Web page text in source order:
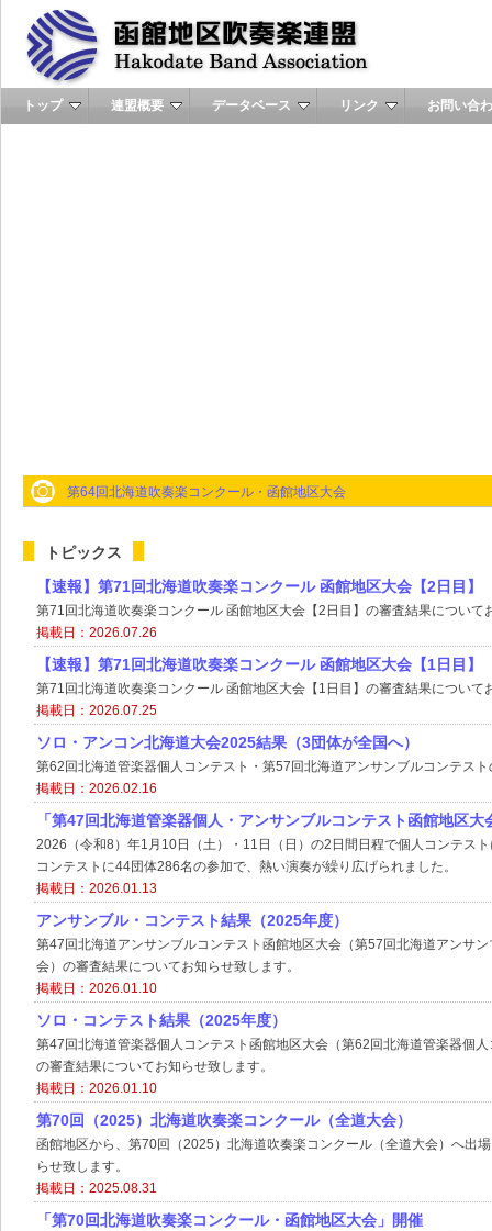
トップ 連盟概要 データベース リンク お問い合
第64回北海道吹奏楽コンクール・函館地区大会
トピックス
【速報】第71回北海道吹奏楽コンクール 函館地区大会【2日目】
第71回北海道吹奏楽コンクール 函館地区大会【2日目】の審査結果について
掲載日：2026.07.26
【速報】第71回北海道吹奏楽コンクール 函館地区大会【1日目】
第71回北海道吹奏楽コンクール 函館地区大会【1日目】の審査結果について
掲載日：2026.07.25
ソロ・アンコン北海道大会2025結果（3団体が全国へ）
第62回北海道管楽器個人コンテスト・第57回北海道アンサンブルコンテス
掲載日：2026.02.16
「第47回北海道管楽器個人・アンサンブルコンテスト函館地区大
2026（令和8）年1月10日（土）・11日（日）の2日間日程で個人コンテス
コンテストに44団体286名の参加で、熱い演奏が繰り広げられました。
掲載日：2026.01.13
アンサンブル・コンテスト結果（2025年度）
第47回北海道アンサンブルコンテスト函館地区大会（第57回北海道アンサ
会）の審査結果についてお知らせ致します。
掲載日：2026.01.10
ソロ・コンテスト結果（2025年度）
第47回北海道管楽器個人コンテスト函館地区大会（第62回北海道管楽器個
の審査結果についてお知らせ致します。
掲載日：2026.01.10
第70回（2025）北海道吹奏楽コンクール（全道大会）
函館地区から、第70回（2025）北海道吹奏楽コンクール（全道大会）へ出
らせ致します。
掲載日：2025.08.31
「第70回北海道吹奏楽コンクール・函館地区大会」開催